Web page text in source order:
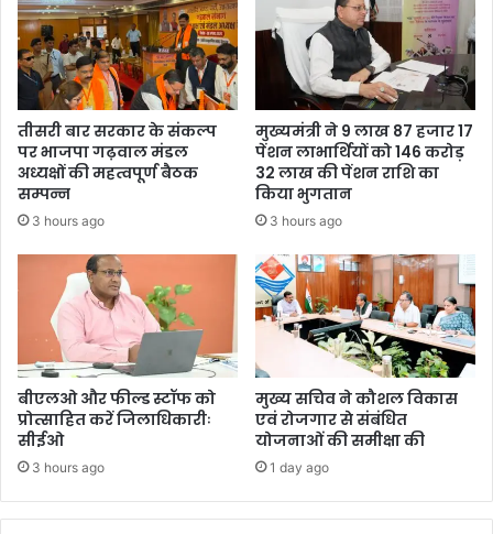
तीसरी बार सरकार के संकल्प
पर भाजपा गढ़वाल मंडल
अध्यक्षों की महत्वपूर्ण बैठक
सम्पन्न
3 hours ago
मुख्यमंत्री ने 9 लाख 87 हजार 17
पेंशन लाभार्थियों को 146 करोड़
32 लाख की पेंशन राशि का
किया भुगतान
3 hours ago
बीएलओ और फील्ड स्टॉफ को
प्रोत्साहित करें जिलाधिकारीः
सीईओ
3 hours ago
मुख्य सचिव ने कौशल विकास
एवं रोजगार से संबंधित
योजनाओं की समीक्षा की
1 day ago